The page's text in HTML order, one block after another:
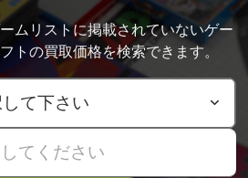
サムライスピリ
ツ零スペシャ
買取価格
140,000
メタルスラッ
グ2
買取価格
132,000
テークスウィ
ムリストに掲載されていないゲー
トの買取価格を検索できます。